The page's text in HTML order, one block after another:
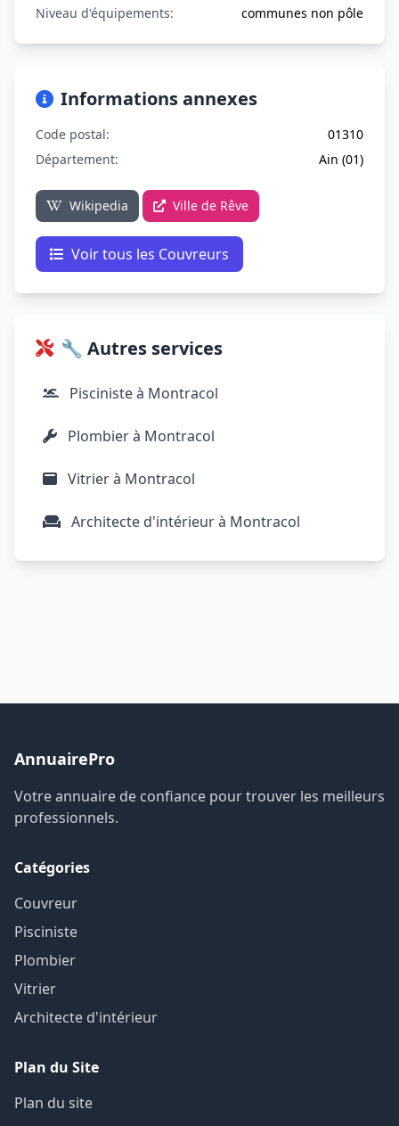
Niveau d'équipements:
communes non pôle
Informations annexes
Code postal:
01310
Département:
Ain (01)
Wikipedia Ville de Rêve
Voir tous les Couvreurs
🔧 Autres services
Pisciniste à Montracol
Plombier à Montracol
Vitrier à Montracol
Architecte d'intérieur à Montracol
AnnuairePro
Votre annuaire de confiance pour trouver les meilleurs
professionnels.
Catégories
Couvreur
Pisciniste
Plombier
Vitrier
Architecte d'intérieur
Plan du Site
Plan du site